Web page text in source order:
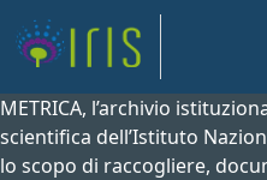
METRICA, l’archivio
scientifica dell’Istituto
lo scopo di raccogliere,